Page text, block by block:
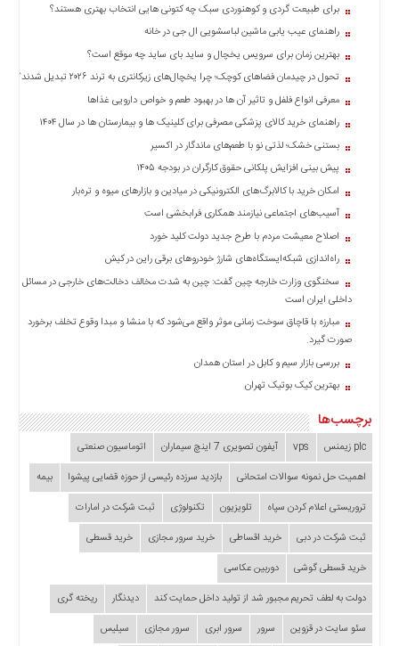
برای طبیعت گردی و کوهنوردی سبک چه کتونی هایی انتخاب بهتری هستند؟
راهنمای عیب یابی ماشین لباسشویی ال جی در خانه
بهترین زمان برای سرویس یخچال و ساید بای ساید چه موقع است؟
تحول در چیدمان فضاهای کوچک؛ چرا یخچال‌های زیرکانتری به ترند ۲۰۲۶ تبدیل شدند؟
معرفی انواع فلفل و تاثیر آن ‌ها در بهبود طعم و خواص دارویی غذاها
راهنمای خرید کالای پزشکی مصرفی برای کلینیک ها و بیمارستان ها در سال ۱۴۰۴
بستنی خشک؛ لذتی نو با طعم‌های ماندگار در اکسیر
پیش بینی افزایش پلکانی حقوق کارگران در بودجه ۱۴۰۵
امکان خرید با کالابرگ‌های الکترونیکی در میادین و بازارهای میوه و تره‌بار
آسیب‌های اجتماعی نیازمند همکاری فرابخشی است
اصلاح معیشت مردم با طرح جدید دولت کلید خورد
راه‌اندازی شبکه‌ایستگاه‌های شارژ خودروهای برقی راین در کیش
سخنگوی وزارت خارجه چین گفت: چین به شدت مخالف دخالت‌های خارجی در مسائل
داخلی ایران است
مبارزه با قاچاق سوخت زمانی موثر واقع می‌شود که با منشا و مبدا وقوع تخلف برخورد
صورت گیرد.
بررسی بازار سیم و کابل در استان همدان
بهترین کیک بوتیک تهران
برچسب‌ها
plc زیمنس vps آیفون تصویری 7 اینچ سیماران
اتوماسیون صنعتی
اهمیت حل نمونه سوالات امتحانی
بازدید سرزده‌ رئیسی از حوزه قضایی ‌پیشوا
بیمه
تروریستی اعلام کردن سپاه
تلویزیون تکنولوژی
ثبت شرکت در امارات
ثبت شرکت در دبی
خرید اقساطی خرید سرور مجازی
خرید قسطی
خرید قسطی گوشی
دوربین عکاسی
دولت به لطف تحریم مجبور شد از تولید داخل حمایت کند
دیدنگار
ریخته گری
سئو سایت در قزوین
سرور سرور ابری سرور مجازی
سیلیس